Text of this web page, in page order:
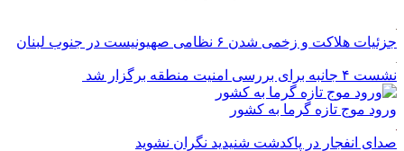
جزئیات هلاکت و زخمی شدن ۶ نظامی صهیونیست در جنوب لبنان
نشست ۴ جانبه برای بررسی امنیت منطقه برگزار شد
ورود موج تازه گرما به کشور
صدای انفجار در پاکدشت شنیدید نگران نشوید